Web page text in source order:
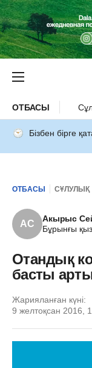
ОТБАСЫ
Бізбен бірге
ОТБАСЫ СҰЛУЛЫҚ
АС
Акырыс
Бұрынғы
Отандық
басты
Жарияланған күні:
9 желтоқсан 2016,